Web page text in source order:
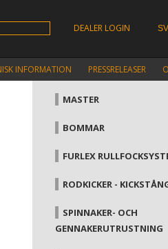
DEALER LOGIN
INFORMATION PRESSRELEASER
MASTER
BOMMAR
FURLEX
RODKICKER -
SPINNAKER- OCH
GENNAKERUTRUSTNING